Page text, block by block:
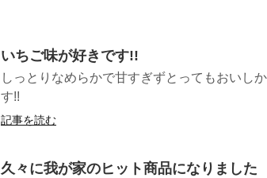
いちご味が好きです!!
しっとりなめらかで甘すぎずとってもおいし
す!! (長野県
記事を読む
久々に我が家のヒット商品になりました